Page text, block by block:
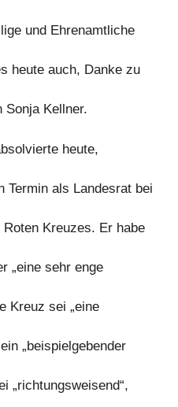
und Ehrenamtliche
heute auch, Danke zu
Sonja Kellner.
heute,
Termin als Landesrat bei
Kreuzes. Er habe
„eine sehr enge
Kreuz sei „eine
„beispielgebender
„richtungsweisend“,